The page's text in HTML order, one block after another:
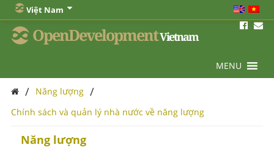
Việt Nam
OpenDevelopmentVietnam
MENU
/ Năng lượng /
Chính sách và quản lý nhà nước về năng lượng
Năng lượng